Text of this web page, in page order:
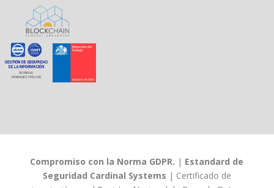
Compromiso con la Norma GDPR. | Estandard de
Seguridad Cardinal Systems | Certificado de